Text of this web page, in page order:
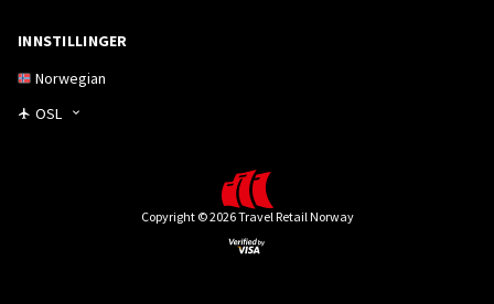
INNSTILLINGER
Norwegian
OSL
Copyright © 2026 Travel Retail Norway